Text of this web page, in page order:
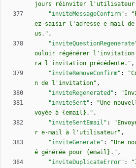
jours réinviter l'utilisateur
"inviteMessageConfirm" :
ez saisir l'adresse e-mail
us." ,
ouloir régénérer l'invitation
ra l'invitation précédente." ,
"inviteRemoveConfirm" :
n de l'invitation" ,
"inviteRegenerated" :
"inviteSent" :
"Une
voyée à {email}." ,
"inviteSentEmail" :
r e-mail à l'utilisateur" ,
"inviteGenerate" :
"Une
é générée pour {email}." ,
"inviteDuplicateError" :